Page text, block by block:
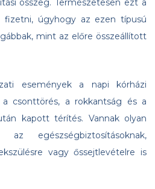
összeg. Természetesen ezt a
fizetni, úgyhogy az ezen típusú
mint az előre összeállított
események a napi kórházi
csonttörés, a rokkantság és a
kapott térítés. Vannak olyan
az egészségbiztosításoknak,
vagy őssejtlevételre is